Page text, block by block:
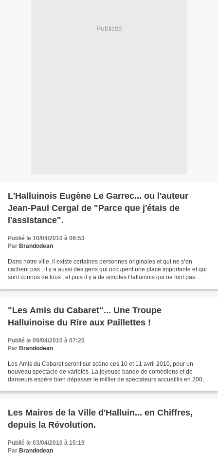
Publicité
L'Halluinois Eugène Le Garrec... ou l'auteur
Jean-Paul Cergal de "Parce que j'étais de
l'assistance".
Publié le 10/04/2010 à 06:53
Par Brandodean
Dans notre ville, il existe certaines personnes originales et qui ne s’en
cachent pas ; il y a aussi des gens qui occupent une place importante et qui
sont connus de tous ; et puis il y a de simples Halluinois qui ne font pas
"Les Amis du Cabaret"... Une Troupe
Halluinoise du Rire aux Paillettes !
Publié le 09/04/2010 à 07:20
Par Brandodean
Les Amis du Cabaret seront sur scène ces 10 et 11 avril 2010, pour un
nouveau spectacle de variétés. La joyeuse bande de comédiens et de
danseurs espère bien dépasser le millier de spectateurs accueillis en 2008.
Les Maires de la Ville d'Halluin... en Chiffres,
depuis la Révolution.
Publié le 03/04/2010 à 15:19
Par Brandodean